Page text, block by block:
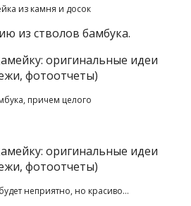
из камня и досок
из стволов бамбука.
причем целого
неприятно, но красиво…